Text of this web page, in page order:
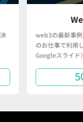
web3の最新事
のお仕事で利用
Googleスライド